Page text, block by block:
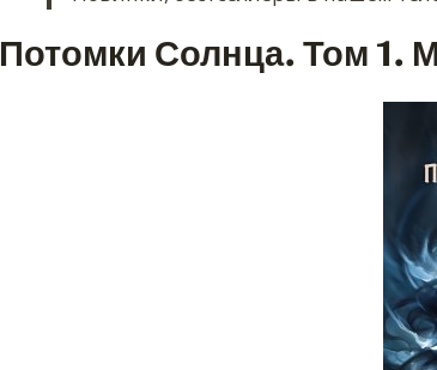
Потомки Солнца. Том 1.